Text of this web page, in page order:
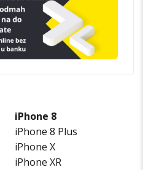
iPhone 8
iPhone 8 Plus
iPhone X
iPhone XR